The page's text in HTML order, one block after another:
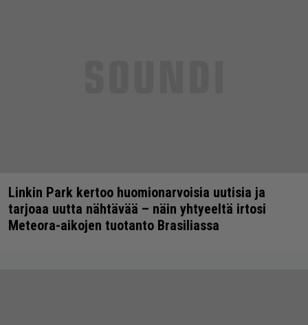
Linkin Park kertoo huomionarvoisia uutisia ja
tarjoaa uutta nähtävää – näin yhtyeeltä irtosi
Meteora-aikojen tuotanto Brasiliassa